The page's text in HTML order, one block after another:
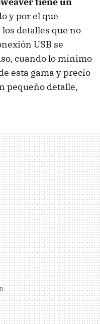
y por el que
detalles que no
USB se
cuando lo mínimo
esta gama y precio
pequeño detalle,